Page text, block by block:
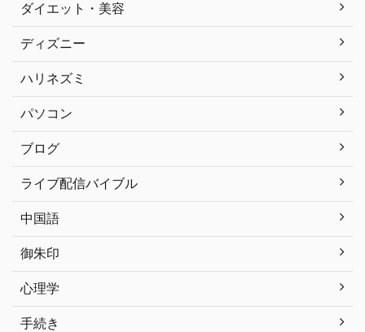
ダイエット・美容
ディズニー
ハリネズミ
パソコン
ブログ
ライブ配信バイブル
中国語
御朱印
心理学
手続き